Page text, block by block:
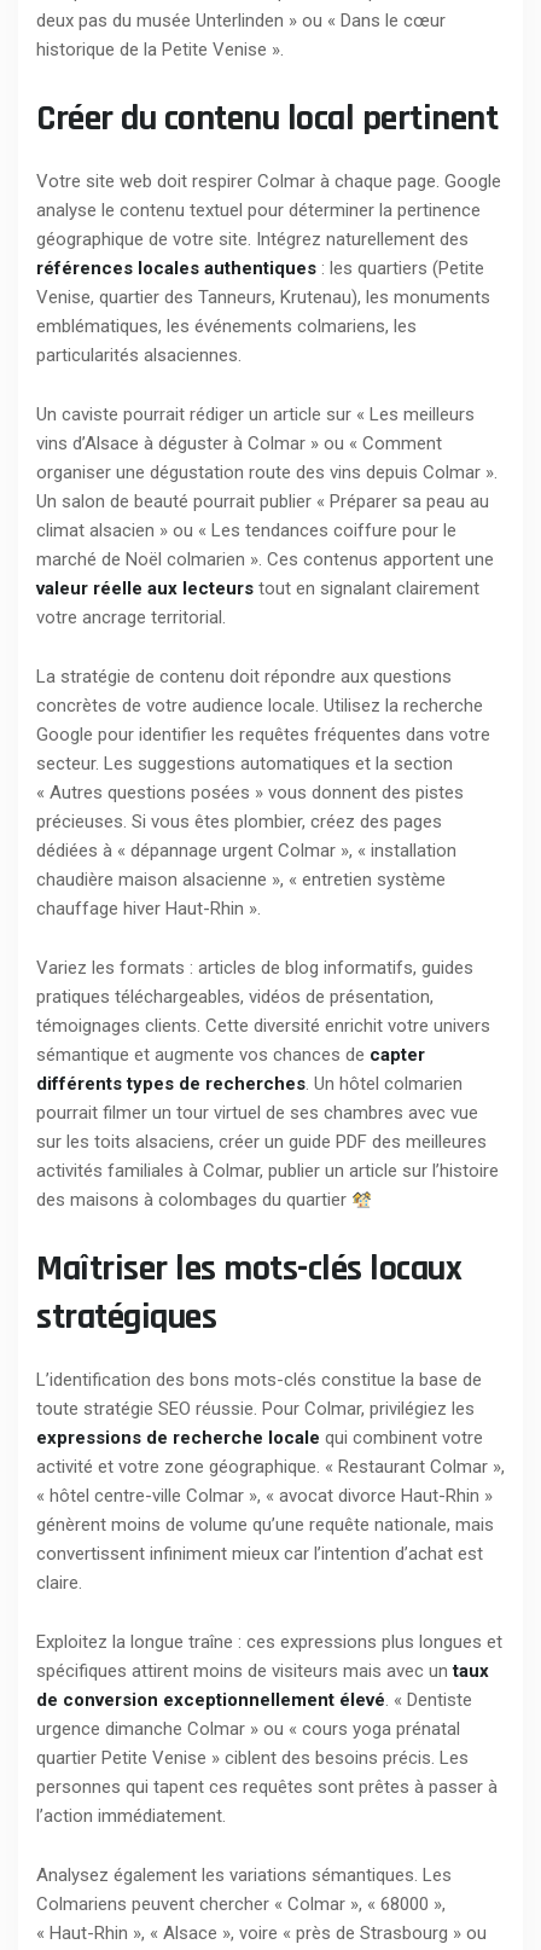
deux pas du musée Unterlinden » ou « Dans le cœur
historique de la Petite Venise ».
Créer du contenu local pertinent
Votre site web doit respirer Colmar à chaque page. Google
analyse le contenu textuel pour déterminer la pertinence
géographique de votre site. Intégrez naturellement des
références locales authentiques : les quartiers (Petite
Venise, quartier des Tanneurs, Krutenau), les monuments
emblématiques, les événements colmariens, les
particularités alsaciennes.
Un caviste pourrait rédiger un article sur « Les meilleurs
vins d’Alsace à déguster à Colmar » ou « Comment
organiser une dégustation route des vins depuis Colmar ».
Un salon de beauté pourrait publier « Préparer sa peau au
climat alsacien » ou « Les tendances coiffure pour le
marché de Noël colmarien ». Ces contenus apportent une
valeur réelle aux lecteurs tout en signalant clairement
votre ancrage territorial.
La stratégie de contenu doit répondre aux questions
concrètes de votre audience locale. Utilisez la recherche
Google pour identifier les requêtes fréquentes dans votre
secteur. Les suggestions automatiques et la section
« Autres questions posées » vous donnent des pistes
précieuses. Si vous êtes plombier, créez des pages
dédiées à « dépannage urgent Colmar », « installation
chaudière maison alsacienne », « entretien système
chauffage hiver Haut-Rhin ».
Variez les formats : articles de blog informatifs, guides
pratiques téléchargeables, vidéos de présentation,
témoignages clients. Cette diversité enrichit votre univers
sémantique et augmente vos chances de capter
différents types de recherches. Un hôtel colmarien
pourrait filmer un tour virtuel de ses chambres avec vue
sur les toits alsaciens, créer un guide PDF des meilleures
activités familiales à Colmar, publier un article sur l’histoire
des maisons à colombages du quartier
Maîtriser les mots-clés locaux
stratégiques
L’identification des bons mots-clés constitue la base de
toute stratégie SEO réussie. Pour Colmar, privilégiez les
expressions de recherche locale qui combinent votre
activité et votre zone géographique. « Restaurant Colmar »,
« hôtel centre-ville Colmar », « avocat divorce Haut-Rhin »
génèrent moins de volume qu’une requête nationale, mais
convertissent infiniment mieux car l’intention d’achat est
claire.
Exploitez la longue traîne : ces expressions plus longues et
spécifiques attirent moins de visiteurs mais avec untaux
de conversion exceptionnellement élevé. « Dentiste
urgence dimanche Colmar » ou « cours yoga prénatal
quartier Petite Venise » ciblent des besoins précis. Les
personnes qui tapent ces requêtes sont prêtes à passer à
l’action immédiatement.
Analysez également les variations sémantiques. Les
Colmariens peuvent chercher « Colmar », « 68000 »,
« Haut-Rhin », « Alsace », voire « près de Strasbourg » ou